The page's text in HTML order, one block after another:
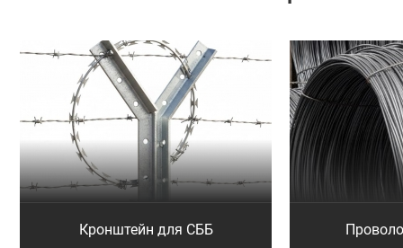
Кронштейн для СББ